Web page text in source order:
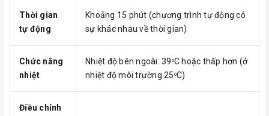
Thời gian
tự động
Khoảng 15 phút (chương trình tự động có
sự khác nhau về thời gian)
Chức năng
nhiệt
Nhiệt độ bên ngoài: 39 oC hoặc thấp hơn (ở
nhiệt độ môi trường 25 oC)
Điều chỉnh